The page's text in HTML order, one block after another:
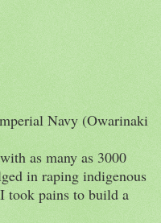
Navy (Owarinaki
as many as 3000
in raping indigenous
took pains to build a